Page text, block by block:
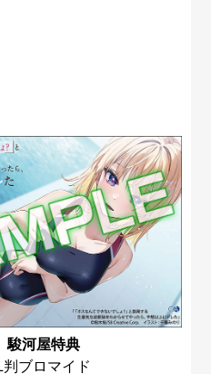
駿河屋特典
判ブロマイド